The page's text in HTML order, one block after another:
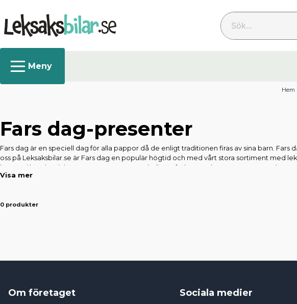
Sök...
Hem
Fars dag-presenter
Fars dag är en speciell dag för alla pappor då de enligt traditionen firas av sina barn.
oss på Leksaksbilar.se är Fars dag en populär högtid och med vårt stora sortiment med
kategori här där vi tipsar om presenter som de flesta fäder uppskattar, oavsett om det är
Visa mer
0 produkter
Om företaget Sociala medier